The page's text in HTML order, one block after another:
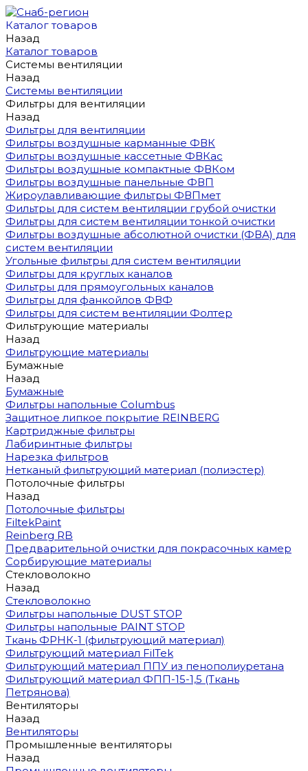
Каталог товаров
Назад
Каталог товаров
Системы вентиляции
Назад
Системы вентиляции
Фильтры для вентиляции
Назад
Фильтры для вентиляции
Фильтры воздушные карманные ФВК
Фильтры воздушные кассетные ФВКас
Фильтры воздушные компактные ФВКом
Фильтры воздушные панельные ФВП
Жироулавливающие фильтры ФВПмет
Фильтры для систем вентиляции грубой очистки
Фильтры для систем вентиляции тонкой очистки
Фильтры воздушные абсолютной очистки (ФВА) для
систем вентиляции
Угольные фильтры для систем вентиляции
Фильтры для круглых каналов
Фильтры для прямоугольных каналов
Фильтры для фанкойлов ФВФ
Фильтры для систем вентиляции Фолтер
Фильтрующие материалы
Назад
Фильтрующие материалы
Бумажные
Назад
Бумажные
Фильтры напольные Columbus
Защитное липкое покрытие REINBERG
Картриджные фильтры
Лабиринтные фильтры
Нарезка фильтров
Нетканый фильтрующий материал (полиэстер)
Потолочные фильтры
Назад
Потолочные фильтры
FiltekPaint
Reinberg RB
Предварительной очистки для покрасочных камер
Сорбирующие материалы
Стекловолокно
Назад
Стекловолокно
Фильтры напольные DUST STOP
Фильтры напольные PAINT STOP
Ткань ФРНК-1 (фильтрующий материал)
Фильтрующий материал FilTek
Фильтрующий материал ППУ из пенополиуретана
Фильтрующий материал ФПП-15-1,5 (Ткань
Петрянова)
Вентиляторы
Назад
Вентиляторы
Промышленные вентиляторы
Назад